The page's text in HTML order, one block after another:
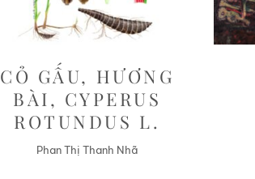
CỎ GẤU, HƯƠNG
BÀI, CYPERUS
ROTUNDUS L.
Phan Thị Thanh Nhã